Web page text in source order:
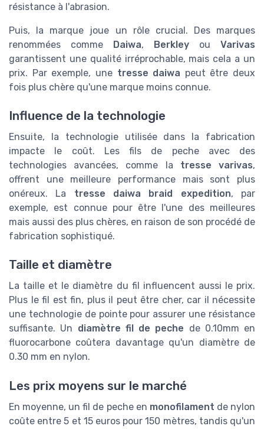
résistance à l'abrasion.
Puis, la marque joue un rôle crucial. Des marques
renommées comme Daiwa, Berkley ou Varivas
garantissent une qualité irréprochable, mais cela a un
prix. Par exemple, une tresse daiwa peut être deux
fois plus chère qu'une marque moins connue.
Influence de la technologie
Ensuite, la technologie utilisée dans la fabrication
impacte le coût. Les fils de peche avec des
technologies avancées, comme la tresse varivas,
offrent une meilleure performance mais sont plus
onéreux. La tresse daiwa braid expedition, par
exemple, est connue pour être l'une des meilleures
mais aussi des plus chères, en raison de son procédé de
fabrication sophistiqué.
Taille et diamètre
La taille et le diamètre du fil influencent aussi le prix.
Plus le fil est fin, plus il peut être cher, car il nécessite
une technologie de pointe pour assurer une résistance
suffisante. Un diamètre fil de peche de 0.10mm en
fluorocarbone coûtera davantage qu'un diamètre de
0.30 mm en nylon.
Les prix moyens sur le marché
En moyenne, un fil de peche en monofilament de nylon
coûte entre 5 et 15 euros pour 150 mètres, tandis qu'un